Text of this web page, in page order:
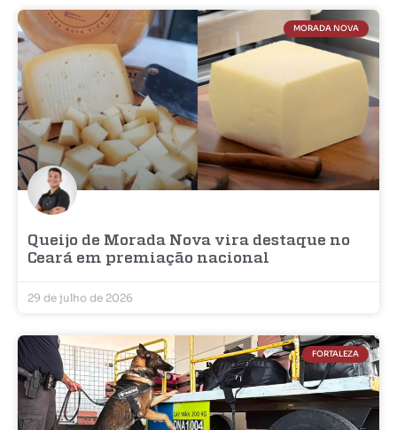
MORADA NOVA
Queijo de Morada Nova vira destaque no
Ceará em premiação nacional
29 de julho de 2026
FORTALEZA